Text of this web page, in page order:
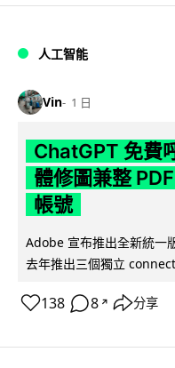
人工智能
Vin 1 日
ChatGPT 免費
體修圖兼整
帳號
Adobe 宣布推出全新統一
去年推出三個獨立
138 8 ↗ 分享